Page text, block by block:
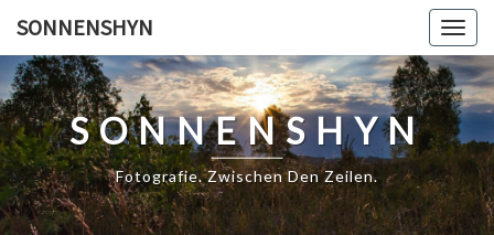
content
SONNENSHYN
SONNENSHYN
Fotografie. Zwischen Den Zeilen.